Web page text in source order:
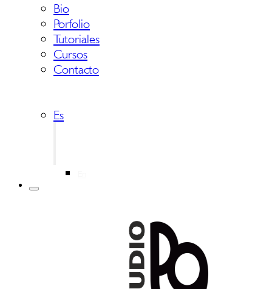
Bio
Porfolio
Tutoriales
Cursos
Contacto
Es